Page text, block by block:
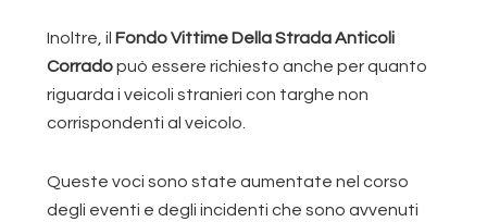
Inoltre, il Fondo Vittime Della Strada Anticoli
Corradopuò essere richiesto anche per quanto
riguarda i veicoli stranieri con targhe non
corrispondenti al veicolo.
Queste voci sono state aumentate nel corso
degli eventi e degli incidenti che sono avvenuti